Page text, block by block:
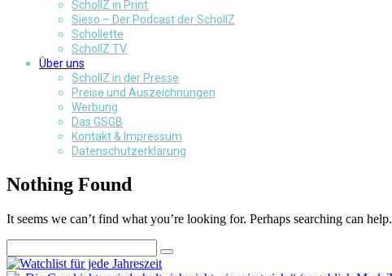
SchollZ in Print
Sieso – Der Podcast der SchollZ
Schollette
SchollZ TV
Über uns
SchollZ in der Presse
Preise und Auszeichnungen
Werbung
Das GSGB
Kontakt & Impressum
Datenschutzerklärung
Nothing Found
It seems we can’t find what you’re looking for. Perhaps searching can help.